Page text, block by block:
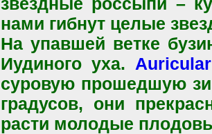
нами гибнут целые
На упавшей ветке
Иудиного уха.
суровую прошедшую
градусов, они
расти молодые